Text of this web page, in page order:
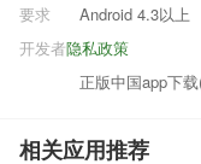
要求
Android 4.3以上
隐私政策
开发者
正版中国app下
相关应用推荐